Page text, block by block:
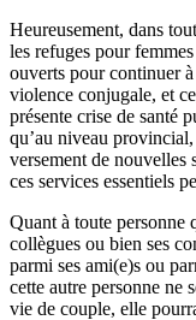
Heureusement, dans
les refuges pour
ouverts pour continuer
violence conjugale, et
présente crise de santé
qu’au niveau
versement de nouvelles
ces services essentiels
Quant à toute personne
collègues ou bien ses
parmi ses ami(e)s ou
cette autre personne ne
vie de couple, elle